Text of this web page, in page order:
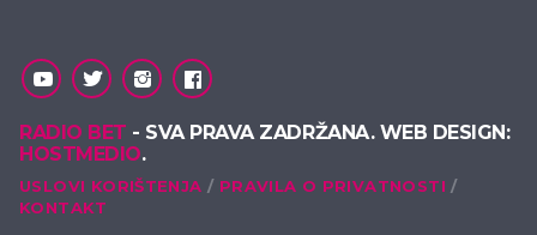
RADIO BET - SVA PRAVA ZADRŽANA. WEB DESIGN:
HOSTMEDIO.
USLOVI KORIŠTENJA
PRAVILA O PRIVATNOSTI
KONTAKT